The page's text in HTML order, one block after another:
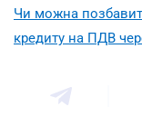
Чи можна
кредиту на ПДВ